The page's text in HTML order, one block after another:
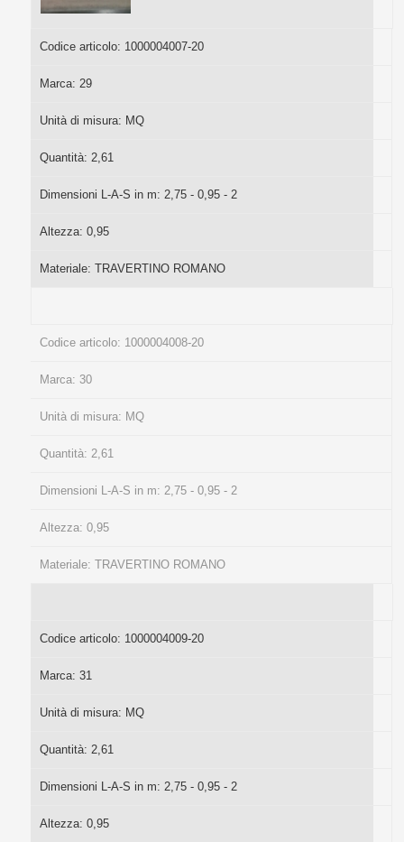
Codice articolo: 1000004007-20
Marca: 29
Unità di misura: MQ
Quantità: 2,61
Dimensioni L-A-S in m: 2,75 - 0,95 - 2
Altezza: 0,95
Materiale: TRAVERTINO ROMANO
Codice articolo: 1000004008-20
Marca: 30
Unità di misura: MQ
Quantità: 2,61
Dimensioni L-A-S in m: 2,75 - 0,95 - 2
Altezza: 0,95
Materiale: TRAVERTINO ROMANO
Codice articolo: 1000004009-20
Marca: 31
Unità di misura: MQ
Quantità: 2,61
Dimensioni L-A-S in m: 2,75 - 0,95 - 2
Altezza: 0,95